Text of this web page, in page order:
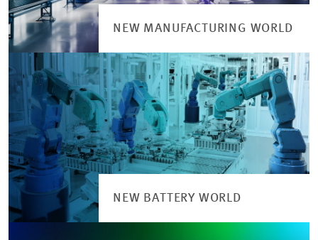
NEW MANUFACTURING WORLD
NEW BATTERY WORLD